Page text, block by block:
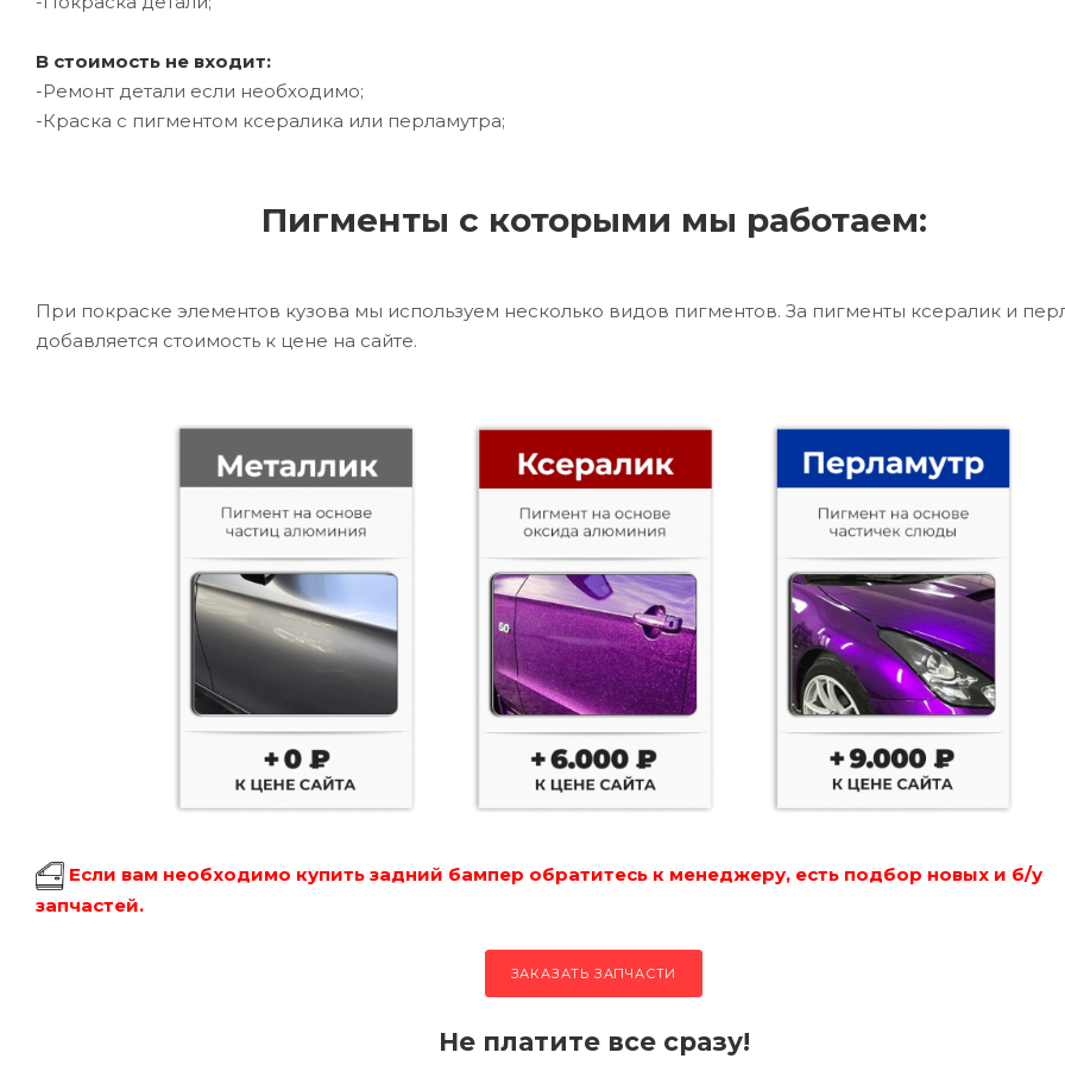
В стоимость не входит:
-Ремонт детали если необходимо;
-Краска с пигментом ксералика или перламутра;
Пигменты с которыми мы работаем:
При покраске элементов кузова мы используем несколько видов пигментов. За пигменты ксералик и
добавляется стоимость к цене на сайте.
Если вам необходимо купить задний бампер обратитесь к менеджеру, есть подбор новых и б/у
запчастей.
ЗАКАЗАТЬ ЗАПЧАСТИ
Не платите все сразу!